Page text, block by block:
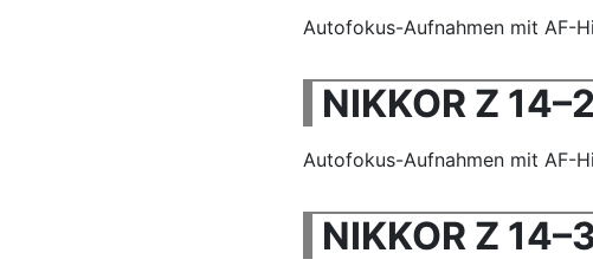
Autofokus-Aufnahmen mit AF-
NIKKOR Z
Autofokus-Aufnahmen mit AF-
NIKKOR Z